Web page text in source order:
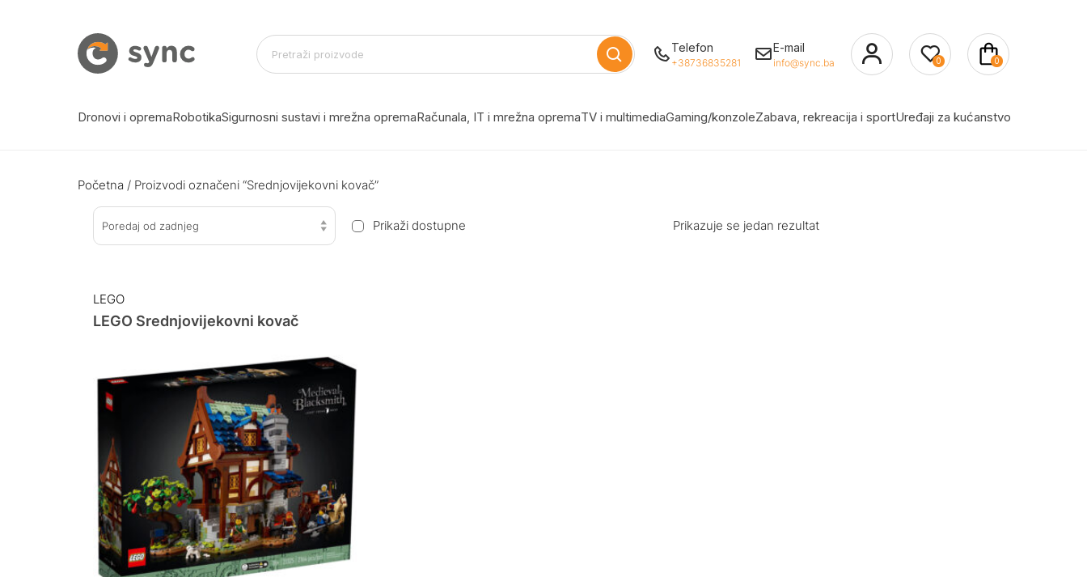
Telefon
+38736835281
E-mail
info@sync.ba 0 0
Dronovi i opremaRobotikaSigurnosni sustavi i mrežna opremaRačunala, IT i mrežna opremaTV i multimediaGaming/konzoleZabava, rekreacija i sportUređaji za kućanstvo
Početna / Proizvodi označeni “Srednjovijekovni kovač”
Poredaj od zadnjeg Prikaži dostupne Prikazuje se jedan rezultat
LEGO
LEGO Srednjovijekovni kovač